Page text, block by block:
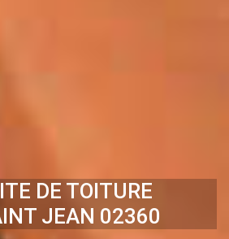
DE TOITURE
JEAN 02360